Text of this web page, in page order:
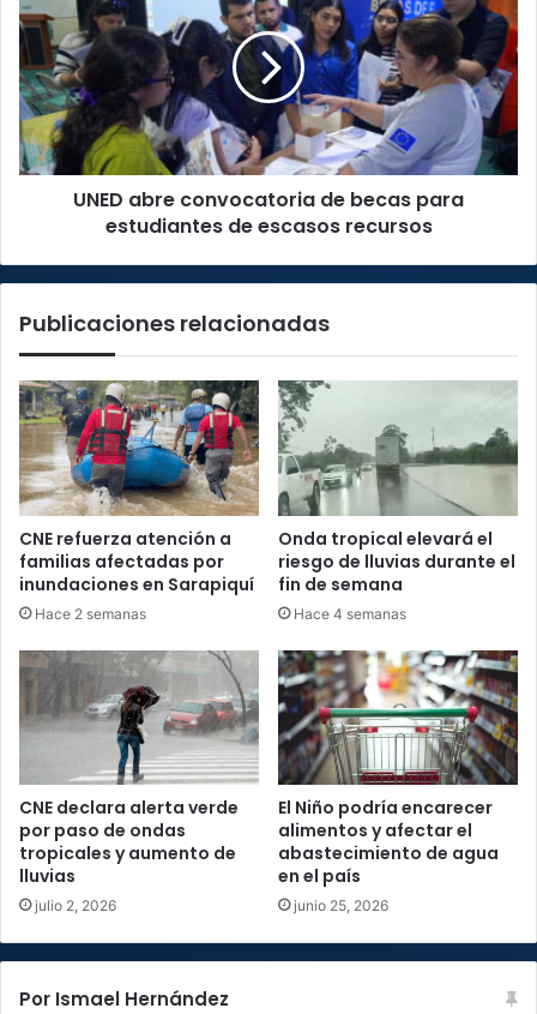
convocatoria
de
becas
para
estudiantes
de
escasos
recursosUNED abre convocatoria de becas para
estudiantes de escasos recursos
Publicaciones relacionadas
CNE refuerza atención a
familias afectadas por
inundaciones en Sarapiquí
Hace 2 semanas
Onda tropical elevará el
riesgo de lluvias durante el
fin de semana
Hace 4 semanas
CNE declara alerta verde
por paso de ondas
tropicales y aumento de
lluvias
julio 2, 2026
El Niño podría encarecer
alimentos y afectar el
abastecimiento de agua
en el país
junio 25, 2026
Por Ismael Hernández